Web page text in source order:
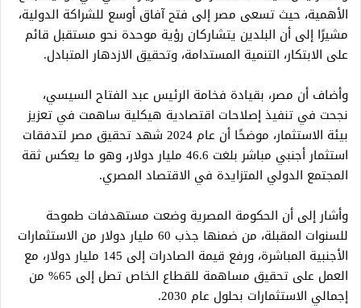
الأهمية، حيث تسعى مصر إلى فتح آفاق أوسع للشراكة الدولية،
مشيرًا إلى أن البلدين يتشاركان رؤية موحدة نحو مستقبل قائم
على الابتكار، التنمية المستدامة، وتحقيق الازدهار المتبادل.
وأضاف أن مصر، بقيادة فخامة الرئيس عبد الفتاح السيسي،
نجحت في تنفيذ إصلاحات اقتصادية هيكلية ساهمت في تعزيز
بيئة الاستثمار، موضحًا أن عام 2024 شهد تحقيق مصر لتدفقات
استثمار أجنبي مباشر بلغت 46.6 مليار دولار، وهو ما يعكس ثقة
المجتمع الدولي المتزايدة في الاقتصاد المصري.
وأشار إلى أن الحكومة المصرية وضعت مستهدفات طموحة
للسنوات المقبلة، من ضمنها جذب 60 مليار دولار من الاستثمارات
الأجنبية المباشرة، ورفع قيمة الصادرات إلى 145 مليار دولار، مع
العمل على تحقيق مساهمة للقطاع الخاص تصل إلى 65% من
إجمالي الاستثمارات بحلول عام 2030.